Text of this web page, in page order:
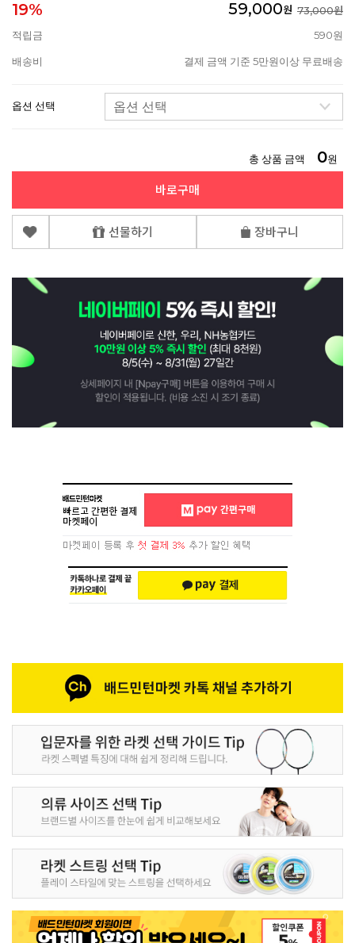
19% 59,000원 73,000원
적립금
590원
배송비 결제 금액 기준 5만원이상 무료배송
옵션 선택
총 상품 금액 0원
바로구매
선물하기 장바구니